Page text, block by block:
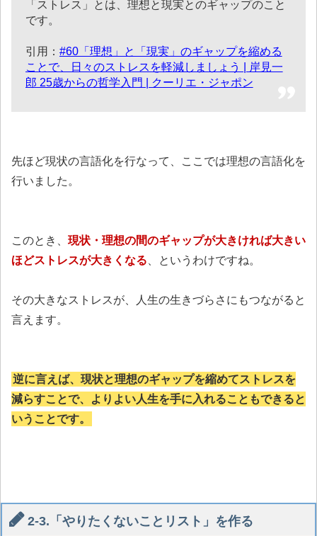
「ストレス」とは、理想と現実とのギャップのこと
です。
引用： #60「理想」と「現実」のギャップを縮める
ことで、日々のストレスを軽減しましょう | 岸見一
郎 25歳からの哲学入門 | クーリエ・ジャポン
先ほど現状の言語化を行なって、ここでは理想の言語化を
行いました。
このとき、 現状・理想の間のギャップが大きければ大きい
ほどストレスが大きくなる 、というわけですね。
その大きなストレスが、人生の生きづらさにもつながると
言えます。
逆に言えば、現状と理想のギャップを縮めてストレスを
減らすことで、よりよい人生を手に入れることもできると
いうことです。
2-3.「やりたくないことリスト」を作る